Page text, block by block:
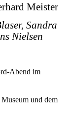
Meister
Sandra
Nielsen
Abend im
und dem